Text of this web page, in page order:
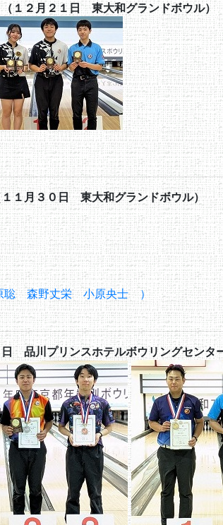
２月２１日 東大和グランドボウル）
月３０日 東大和グランドボウル）
聡 森野丈栄 小原央士 ）
川プリンスホテルボウリングセンタ